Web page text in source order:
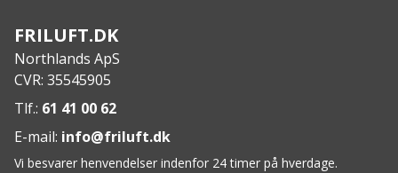
FRILUFT.DK
Northlands ApS
CVR: 35545905
Tlf.: 61 41 00 62
E-mail: info@friluft.dk
Vi besvarer henvendelser indenfor 24 timer på hverdage.